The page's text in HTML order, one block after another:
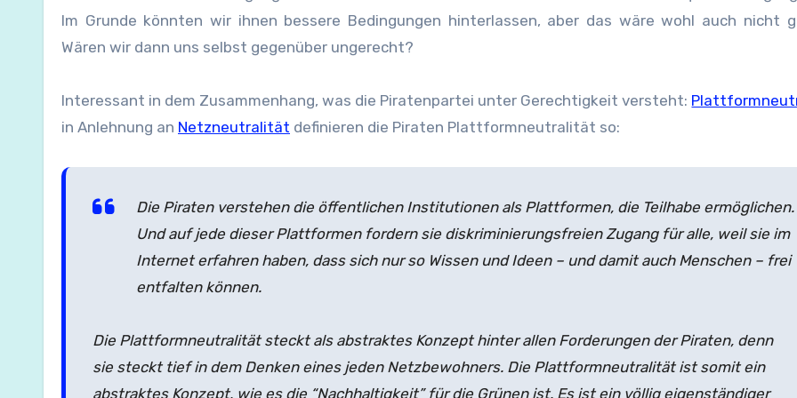
Im Grunde könnten wir ihnen bessere Bedingungen hinterlassen, aber das wäre wohl auch nicht
Wären wir dann uns selbst gegenüber ungerecht?
Interessant in dem Zusammenhang, was die Piratenpartei unter Gerechtigkeit versteht:
in Anlehnung an Netzneutralität definieren die Piraten Plattformneutralität so:
Die Piraten verstehen die öffentlichen Institutionen als Plattformen, die Teilhabe ermöglichen.
Und auf jede dieser Plattformen fordern sie diskriminierungsfreien Zugang für alle, weil sie im
Internet erfahren haben, dass sich nur so Wissen und Ideen – und damit auch Menschen – frei
entfalten können.
Die Plattformneutralität steckt als abstraktes Konzept hinter allen Forderungen der Piraten, denn
sie steckt tief in dem Denken eines jeden Netzbewohners. Die Plattformneutralität ist somit ein
abstraktes Konzept, wie es die “Nachhaltigkeit” für die Grünen ist. Es ist ein völlig eigenständiger